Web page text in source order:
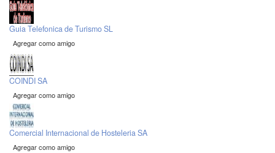
Guia Telefonica de Turismo SL
Agregar como amigo
COINDI SA
Agregar como amigo
Comercial Internacional de Hosteleria SA
Agregar como amigo